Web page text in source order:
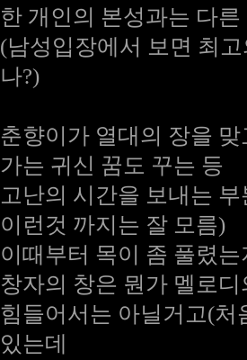
한 개인의 본성과는 다
(남성입장에서 보면 최
나?)
춘향이가 열대의 장을
가는 귀신 꿈도 꾸는 등
고난의 시간을 보내는
이런것 까지는 잘 모름)
이때부터 목이 좀 풀렸
창자의 창은 뭔가 멜로
힘들어서는 아닐거고(처
있는데